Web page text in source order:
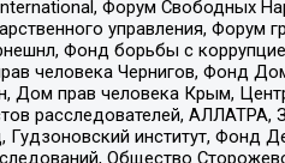
Форум Свободных
управления, Форум
Фонд борьбы с
человека Чернигов, Фонд
Дом прав человека Крым,
расследователей, АЛЛАТРА,
институт, Фонд
Общество